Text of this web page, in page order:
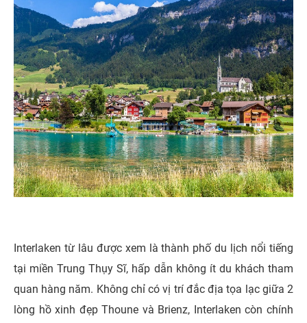
Interlaken từ lâu được xem là thành phố du lịch nổi tiếng
tại miền Trung Thụy Sĩ, hấp dẫn không ít du khách tham
quan hàng năm. Không chỉ có vị trí đắc địa tọa lạc giữa 2
lòng hồ xinh đẹp Thoune và Brienz, Interlaken còn chính